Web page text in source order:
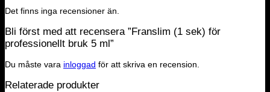
Det finns inga recensioner än.
Bli först med att recensera ”Franslim (1 sek) för
professionellt bruk 5 ml”
Du måste vara inloggad för att skriva en recension.
Relaterade produkter